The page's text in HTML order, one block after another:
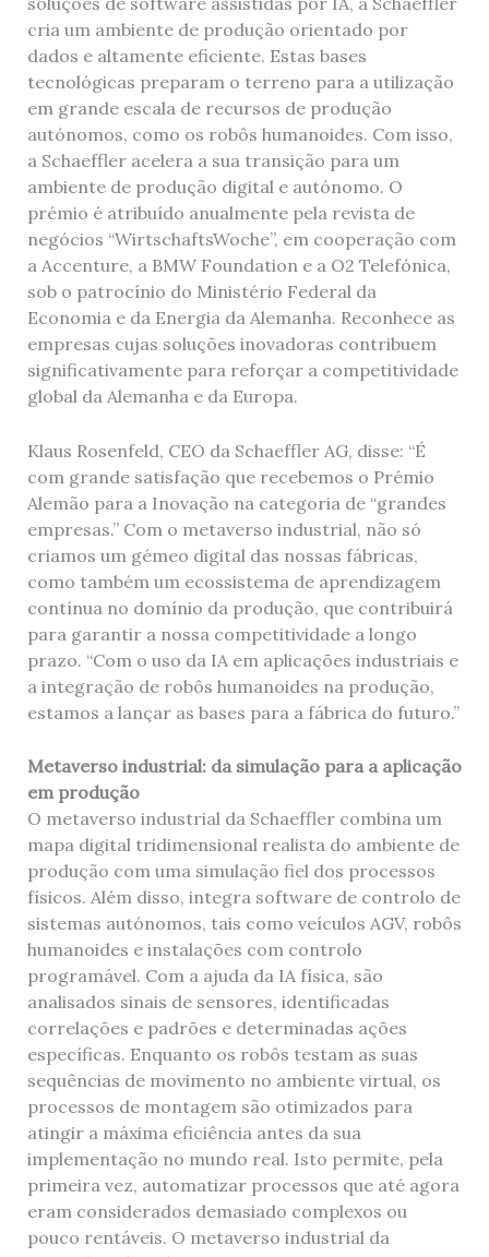
cria um ambiente de produção orientado por
dados e altamente eficiente. Estas bases
tecnológicas preparam o terreno para a utilização
em grande escala de recursos de produção
autónomos, como os robôs humanoides. Com isso,
a Schaeffler acelera a sua transição para um
ambiente de produção digital e autónomo. O
prémio é atribuído anualmente pela revista de
negócios “WirtschaftsWoche”, em cooperação com
a Accenture, a BMW Foundation e a O2 Telefónica,
sob o patrocínio do Ministério Federal da
Economia e da Energia da Alemanha. Reconhece as
empresas cujas soluções inovadoras contribuem
significativamente para reforçar a competitividade
global da Alemanha e da Europa.
Klaus Rosenfeld, CEO da Schaeffler AG, disse: “É
com grande satisfação que recebemos o Prémio
Alemão para a Inovação na categoria de “grandes
empresas.” Com o metaverso industrial, não só
criamos um gémeo digital das nossas fábricas,
como também um ecossistema de aprendizagem
contínua no domínio da produção, que contribuirá
para garantir a nossa competitividade a longo
prazo. “Com o uso da IA em aplicações industriais e
a integração de robôs humanoides na produção,
estamos a lançar as bases para a fábrica do futuro.”
Metaverso industrial: da simulação para a aplicação
em produção
O metaverso industrial da Schaeffler combina um
mapa digital tridimensional realista do ambiente de
produção com uma simulação fiel dos processos
físicos. Além disso, integra software de controlo de
sistemas autónomos, tais como veículos AGV, robôs
humanoides e instalações com controlo
programável. Com a ajuda da IA física, são
analisados sinais de sensores, identificadas
correlações e padrões e determinadas ações
específicas. Enquanto os robôs testam as suas
sequências de movimento no ambiente virtual, os
processos de montagem são otimizados para
atingir a máxima eficiência antes da sua
implementação no mundo real. Isto permite, pela
primeira vez, automatizar processos que até agora
eram considerados demasiado complexos ou
pouco rentáveis. O metaverso industrial da